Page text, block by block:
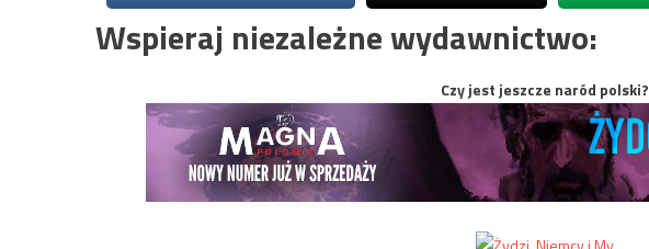
Wspieraj niezależne wydawnictwo:
Czy jest jeszcze naród polski?